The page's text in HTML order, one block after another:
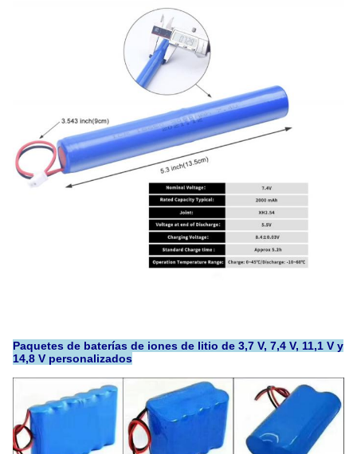
Paquetes de baterías de iones de litio de 3,7 V, 7,4 V, 11,1 V y
14,8 V personalizados